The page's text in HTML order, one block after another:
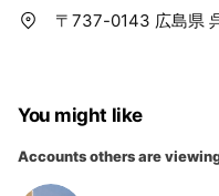
〒737-0143 広島県
You might like
Accounts others are